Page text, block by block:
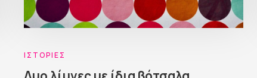
ΙΣΤΟΡΊΕΣ